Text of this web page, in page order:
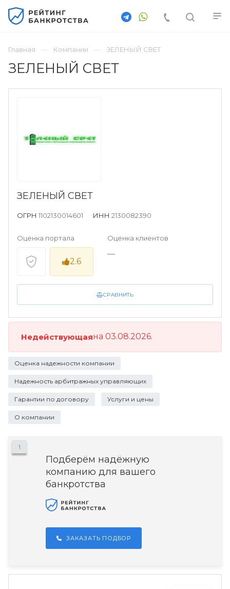
Главная Компании ЗЕЛЕНЫЙ СВЕТ
ЗЕЛЕНЫЙ СВЕТ
СРАВНИТЬ
ЗЕЛЕНЫЙ СВЕТ
ОГРН 1102130014601 ИНН 2130082390
Оценка портала
2.6
Оценка клиентов
—
Недействующаяна 03.08.2026.
Оценка надежности компании
Надежность арбитражных управляющих
Гарантии по договору Услуги и цены
О компании
1
Подберём надёжную
компанию для вашего
банкротства
ЗАКАЗАТЬ ПОДБОР